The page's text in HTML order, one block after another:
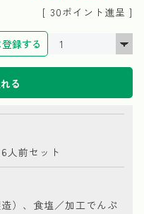
[ 30ポイント進呈 ]
録する
る
人前セット
）、食塩／加工でんぷ